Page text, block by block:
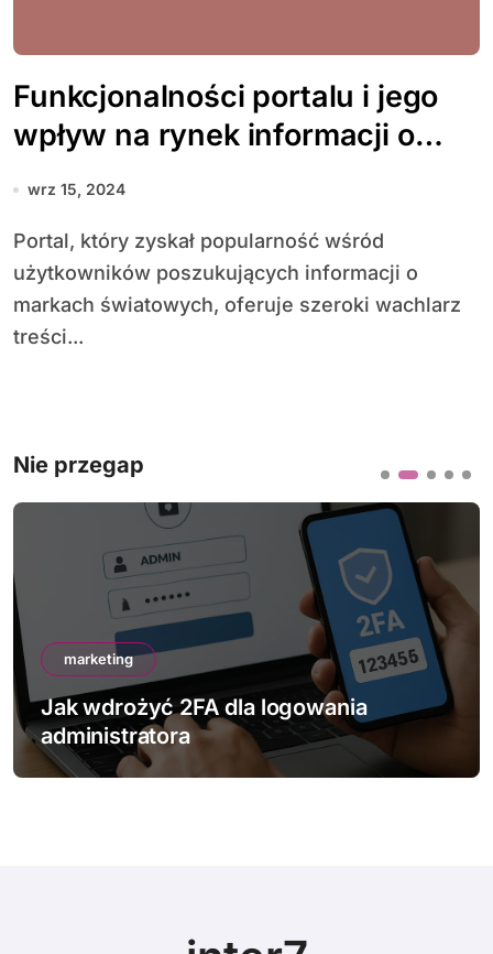
Funkcjonalności portalu i jego
wpływ na rynek informacji o
markach
wrz 15, 2024
Portal, który zyskał popularność wśród
użytkowników poszukujących informacji o
markach światowych, oferuje szeroki wachlarz
treści...
Nie przegap
marketing
Jak wdrożyć 2FA dla logowania
administratora